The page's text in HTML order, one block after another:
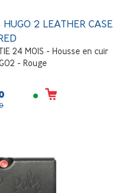
HUGO 2 LEATHER CASE
24 MOIS - Housse en cuir
- Rouge